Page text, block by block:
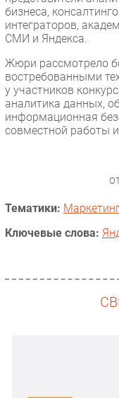
бизнеса,
интеграторов,
СМИ и Яндекса.
Жюри рассмотрело
востребованными
у участников
аналитика данных,
информационная
совместной работы
Тематики:
Ключевые слова: